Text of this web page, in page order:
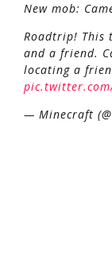
New mob:
Roadtrip! This
and a friend.
locating a
pic.twitter.com/
— Minecraft